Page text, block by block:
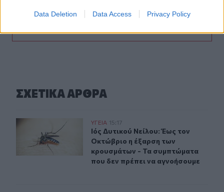
Data Deletion Data Access Privacy Policy
ΣΧΕΤΙΚA AΡΘΡΑ
Ιός Δυτικού Νείλου: Έως τον Οκτώβριο η έξαρση των
ΥΓΕΙΑ 15:17
Ιός Δυτικού Νείλου: Έως τον
Ιός Δυτικού Νείλου: Έως τον
Οκτώβριο η έξαρση των
κρουσμάτων - Τα συμπτώματα
που δεν πρέπει να αγνοήσουμε